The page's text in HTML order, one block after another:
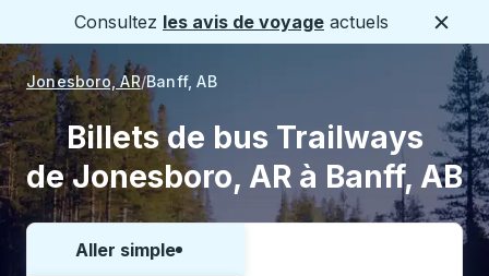
Consultez les avis de voyage actuels
Jonesboro, AR Banff, AB
Billets de bus Trailways
de Jonesboro, AR à Banff, AB
Choisissez un sens ou un aller-retour:
Aller simple